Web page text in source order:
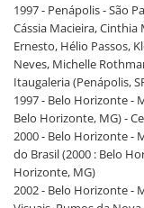
1997 - Penápolis - São
Cássia Macieira,
Ernesto, Hélio Passos,
Neves, Michelle
Itaugaleria (Penápolis,
1997 - Belo Horizonte -
Belo Horizonte, MG) -
2000 - Belo Horizonte -
do Brasil (2000 : Belo
Horizonte, MG)
2002 - Belo Horizonte -